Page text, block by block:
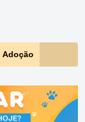
Adoção